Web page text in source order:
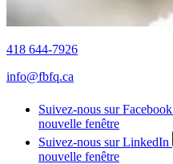
418 644-7926
info@fbfq.ca
Suivez-nous sur Facebook
nouvelle fenêtre
Suivez-nous sur LinkedIn
nouvelle fenêtre